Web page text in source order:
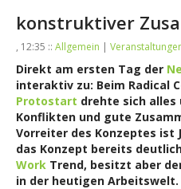
konstruktiver
, 12:35 :: Allgemein |
Direkt am ersten Tag der
interaktiv zu: Beim Radical
Protostart drehte sich alles
Konflikten und gute
Vorreiter des Konzeptes ist
das Konzept bereits
Work Trend, besitzt aber
in der heutigen Arbeitswelt.